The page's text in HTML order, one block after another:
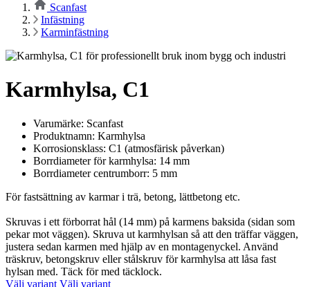
Scanfast
Infästning
Karminfästning
Karmhylsa, C1
Varumärke: Scanfast
Produktnamn: Karmhylsa
Korrosionsklass: C1 (atmosfärisk påverkan)
Borrdiameter för karmhylsa: 14 mm
Borrdiameter centrumborr: 5 mm
För fastsättning av karmar i trä, betong, lättbetong etc.
Skruvas i ett förborrat hål (14 mm) på karmens baksida (sidan som
pekar mot väggen). Skruva ut karmhylsan så att den träffar väggen,
justera sedan karmen med hjälp av en montagenyckel. Använd
träskruv, betongskruv eller stålskruv för karmhylsa att låsa fast
hylsan med. Täck för med täcklock.
Välj variant Välj variant